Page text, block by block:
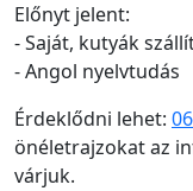
Előnyt jelent:
- Saját, kutyák
- Angol nyelvtudás
Érdeklődni lehet:
önéletrajzokat az
várjuk.